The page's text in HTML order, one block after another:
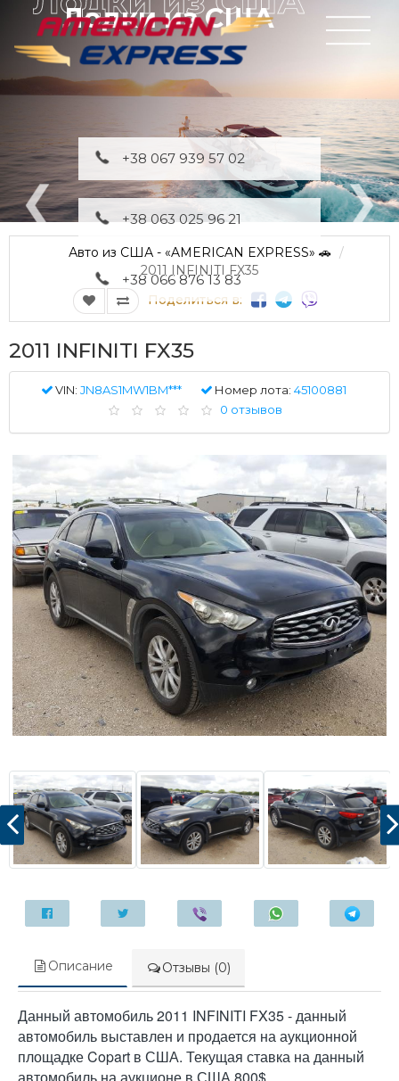
Лодки из США
+38 067 939 57 02
+38 063 025 96 21
+38 066 876 13 83
Авто из США - «AMERICAN EXPRESS» 🚗
2011 INFINITI FX35
Поделиться в:
2011 INFINITI FX35
VIN: JN8AS1MW1BM*** Номер лота: 45100881
0 отзывов
Описание Отзывы (0)
Данный автомобиль 2011 INFINITI FX35 - данный
автомобиль выставлен и продается на аукционной
площадке Copart в США. Текущая ставка на данный
автомобиль на аукционе в США 800$.